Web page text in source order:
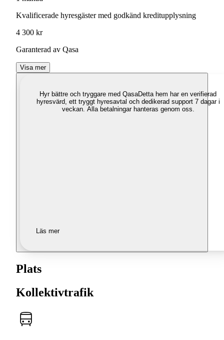
Kvalificerade hyresgäster med godkänd kreditupplysning
4 300 kr
Garanterad av Qasa
Visa mer
Hyr bättre och tryggare med QasaDetta hem har en verifierad
hyresvärd, ett tryggt hyresavtal och dedikerad support 7 dagar i
veckan. Alla betalningar hanteras genom oss.
Läs mer
Plats
Kollektivtrafik